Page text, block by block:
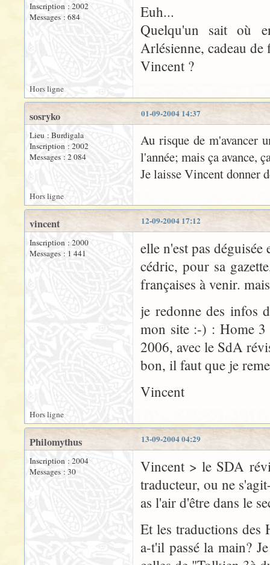
Inscription : 2002
Messages : 684
Euh...
Quelqu'un sait où
Arlésienne, cadeau
Vincent ?
Hors ligne
01-09-2004 14:37
sosryko
Lieu : Burdigala
Inscription : 2002
Messages : 2 084
Au risque de m'avancer
l'année; mais ça avance,
Je laisse Vincent donner
Hors ligne
12-09-2004 17:12
vincent
Inscription : 2000
Messages : 1 441
elle n'est pas
cédric, pour sa
françaises à venir.
je redonne des infos
mon site :-) : Home 3
2006, avec le SdA
bon, il faut que je
Vincent
Hors ligne
13-09-2004 04:29
Philomythus
Inscription : 2004
Messages : 30
Vincent > le SDA
traducteur, ou ne
as l'air d'être dans le
Et les traductions
a-t'il passé la main?